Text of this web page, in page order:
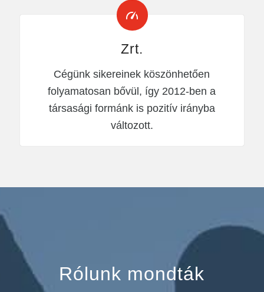
Zrt.
Cégünk sikereinek köszönhetően
folyamatosan bővül, így 2012-ben a
társasági formánk is pozitív irányba
változott.
Rólunk mondták